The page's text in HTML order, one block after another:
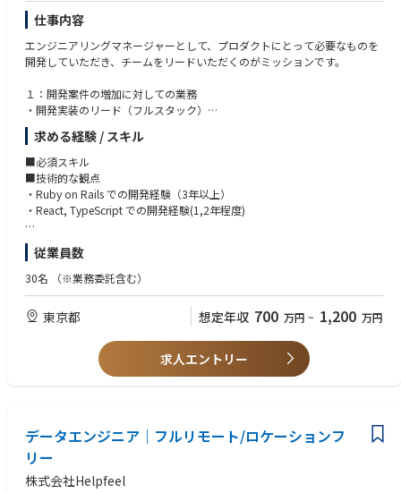
・ドキュメント:Google Workspace / Notion
・チャット: Slack
・タスク管理：Notion
・新規システム開発・改修・運用・業務自動化等の技術的な挑戦に主体的
に没頭、オーナーシップをもって取り組むことができるエンジニアの方
・AIやブロックチェーン等最新技術を積極的に学習して顧客オリエンテッ
ドなサービス構築に向け社内外のシステムに実装させたい方
ルチャーをゼロから一緒に創りあげていきたい方
仕事内容
エンジニアリングマネージャーとして、プロダクトにとって必要なものを
開発していただき、チームをリードいただくのがミッションです。
１：開発案件の増加に対しての業務
・開発実装のリード（フルスタック）
・案件のスムーズな運用（クライアントコミュニケーション）
２：既存の機能改善、運用業務へのフォロー
・新規案件の運用体制の立ち上げ
・既存の運用体制の見直し
３：5名程度のチームマネジメント
・既存メンバーの工数最適化、および成果物への責任
※上記の内容を、開発：マネジメント＝7：3の割合で取り組んでいただく
（変更の範囲）会社の定める業務
ビジネスサイド・経営層とディスカッションをしながらプロジェクトを推
し進めていただきたいと思っております！
開発をメインとして、組織のマネジメントからプロジェクトマネジメント
まで一貫して携わりたい方、ぜひご応募ください！
求める経験 / スキル
■必須スキル
■技術的な観点
・Ruby on Rails での開発経験（3年以上）
・React, TypeScript での開発経験(1,2年程度)
■マネジメント観点
・複数名のメンバー管理、開発スケジュール調整などのマネジメント経験
・新規プロジェクトにおけるビジネスサイドとの仕様調整などの経験
■歓迎スキル
・技術選定を含めた技術的なレビューの経験
・ドキュメントの運用経験
・開発体験を改善するような経験
・チームメンバーの採用経験
・プロダクトエンジニアとして、事業目線で優先度の高いタスクを拾える
方
・重要な課題が多くある中でも、オーナーシップを持って選択と集中を
し、着実に前に進むことができる方
従業員数
30名 （※業務委託含む）
東京都 想定年収 700 万円 ~ 1,200 万円
求人エントリー
データエンジニア｜フルリモート/ロケーションフ
リー
株式会社Helpfeel